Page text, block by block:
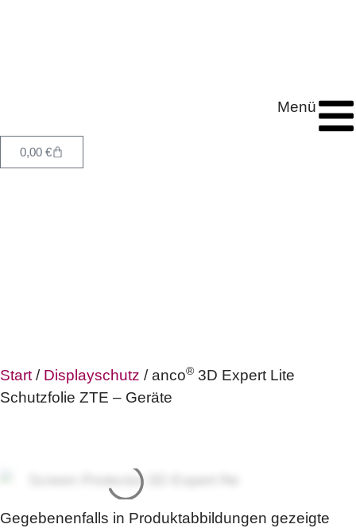
Menü
0,00 €
Start / Displayschutz / anco® 3D Expert Lite
Schutzfolie ZTE – Geräte
Gegebenenfalls in Produktabbildungen gezeigte